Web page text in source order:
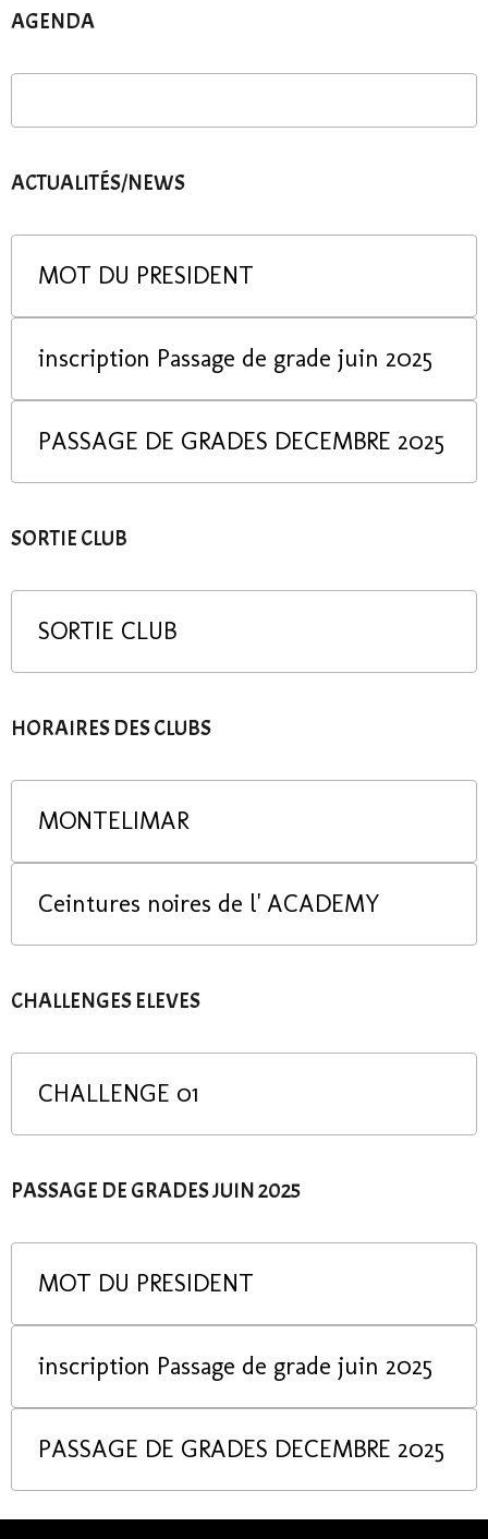
AGENDA
ACTUALITÉS/NEWS
MOT DU PRESIDENT
inscription Passage de grade juin 2025
PASSAGE DE GRADES DECEMBRE 2025
SORTIE CLUB
SORTIE CLUB
HORAIRES DES CLUBS
MONTELIMAR
Ceintures noires de l' ACADEMY
CHALLENGES ELEVES
CHALLENGE 01
PASSAGE DE GRADES JUIN 2025
MOT DU PRESIDENT
inscription Passage de grade juin 2025
PASSAGE DE GRADES DECEMBRE 2025